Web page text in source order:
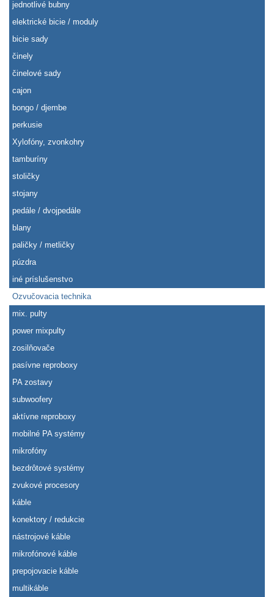
jednotlivé bubny
elektrické bicie / moduly
bicie sady
činely
činelové sady
cajon
bongo / djembe
perkusie
Xylofóny, zvonkohry
tamburíny
stoličky
stojany
pedále / dvojpedále
blany
paličky / metličky
púzdra
iné príslušenstvo
Ozvučovacia technika
mix. pulty
power mixpulty
zosilňovače
pasívne reproboxy
PA zostavy
subwoofery
aktívne reproboxy
mobilné PA systémy
mikrofóny
bezdrôtové systémy
zvukové procesory
káble
konektory / redukcie
nástrojové káble
mikrofónové káble
prepojovacie káble
multikáble